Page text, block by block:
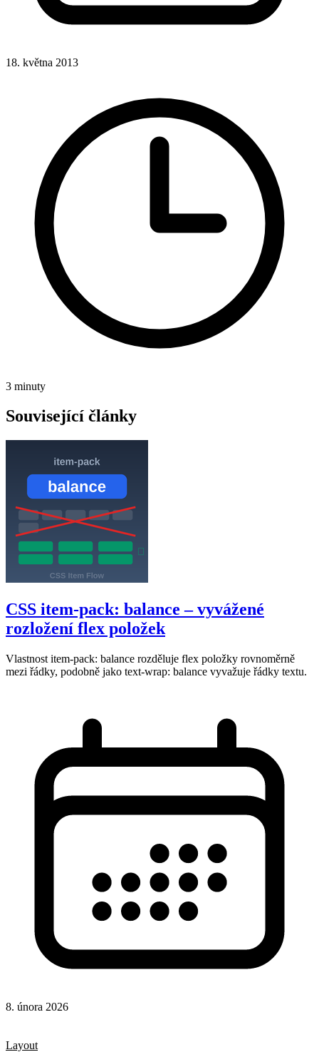
18. května 2013
3 minuty
Související články
CSS item-pack: balance – vyvážené
rozložení flex položek
Vlastnost item-pack: balance rozděluje flex položky rovnoměrně
mezi řádky, podobně jako text-wrap: balance vyvažuje řádky textu.
8. února 2026
Layout